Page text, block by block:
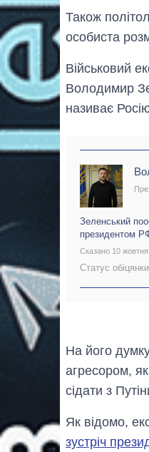
Також
особиста
Військовий
Володимир
називає
Зеленський
президентом
Сказано 10 жовтня
Статус
На його
агресором,
сідати з
Як відомо,
зустріч